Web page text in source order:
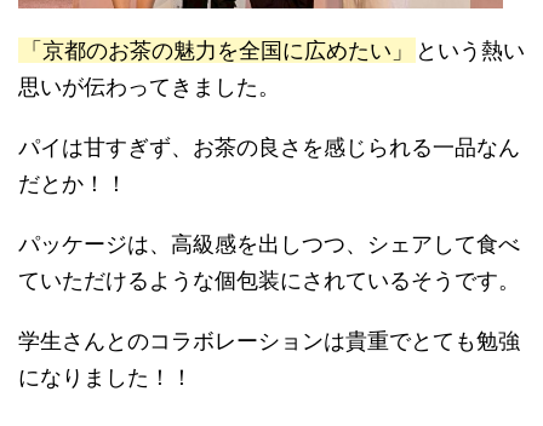
「京都のお茶の魅力を全国に広めたい」
という熱い
思いが伝わってきました。
パイは甘すぎず、お茶の良さを感じられる一品なん
だとか！！
パッケージは、高級感を出しつつ、シェアして食べ
ていただけるような個包装にされているそうです。
学生さんとのコラボレーションは貴重でとても勉強
になりました！！